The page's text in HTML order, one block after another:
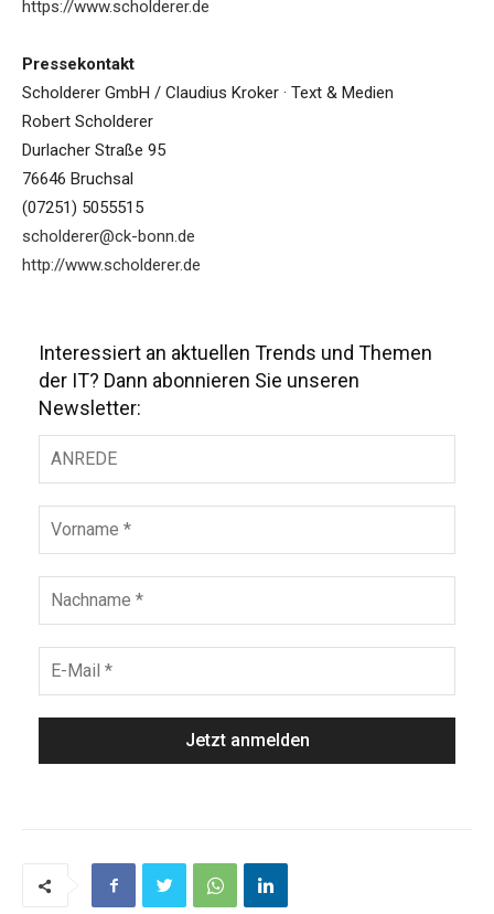
https://www.scholderer.de
Pressekontakt
Scholderer GmbH / Claudius Kroker · Text & Medien
Robert Scholderer
Durlacher Straße 95
76646 Bruchsal
(07251) 5055515
scholderer@ck-bonn.de
http://www.scholderer.de
Interessiert an aktuellen Trends und Themen
der IT? Dann abonnieren Sie unseren
Newsletter: